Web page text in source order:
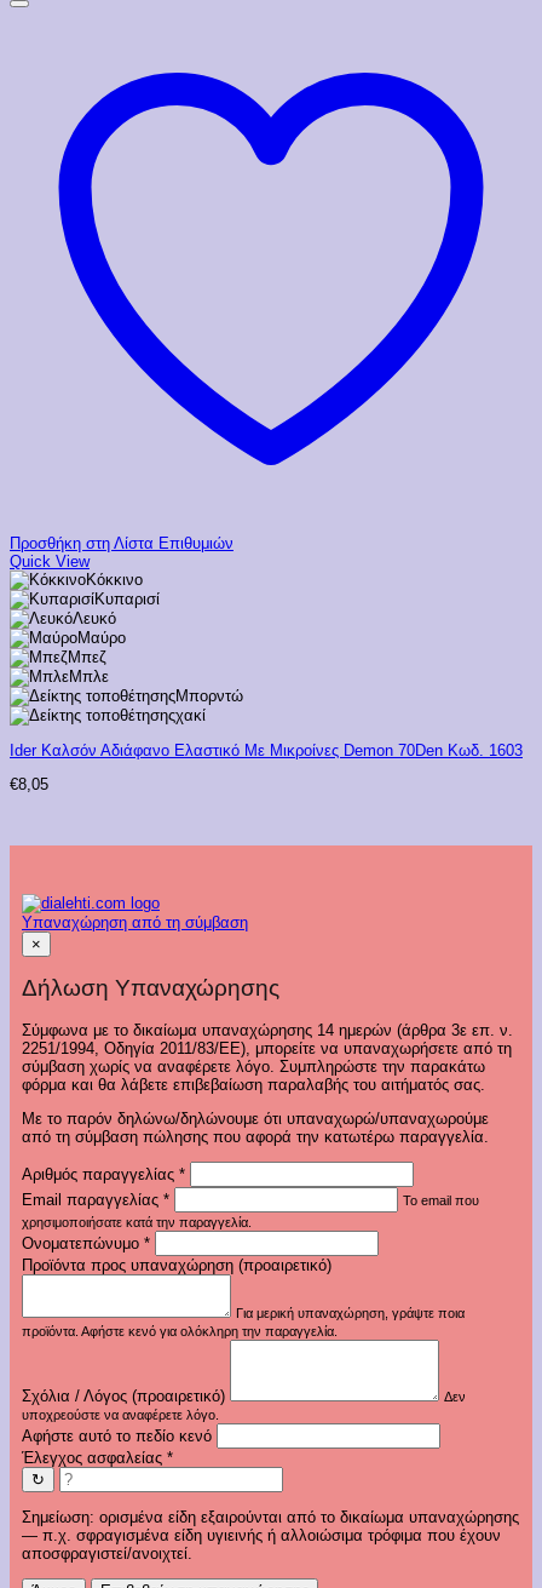
Προσθήκη στη Λίστα Επιθυμιών
Quick View
Κόκκινο
Κυπαρισί
Λευκό
Μαύρο
Μπεζ
Μπλε
Μπορντώ
χακί
Ider Καλσόν Αδιάφανο Ελαστικό Με Μικροίνες Demon 70Den Κωδ. 1603
€8,05
Υπαναχώρηση από τη σύμβαση
×
Δήλωση Υπαναχώρησης
Σύμφωνα με το δικαίωμα υπαναχώρησης 14 ημερών (άρθρα 3ε επ. ν.
2251/1994, Οδηγία 2011/83/ΕΕ), μπορείτε να υπαναχωρήσετε από τη
σύμβαση χωρίς να αναφέρετε λόγο. Συμπληρώστε την παρακάτω
φόρμα και θα λάβετε επιβεβαίωση παραλαβής του αιτήματός σας.
Με το παρόν δηλώνω/δηλώνουμε ότι υπαναχωρώ/υπαναχωρούμε
από τη σύμβαση πώλησης που αφορά την κατωτέρω παραγγελία.
Αριθμός παραγγελίας *
Email παραγγελίας *
Το email που
χρησιμοποιήσατε κατά την παραγγελία.
Ονοματεπώνυμο *
Προϊόντα προς υπαναχώρηση (προαιρετικό)
Για μερική υπαναχώρηση, γράψτε ποια
προϊόντα. Αφήστε κενό για ολόκληρη την παραγγελία.
Σχόλια / Λόγος (προαιρετικό)
Δεν
υποχρεούστε να αναφέρετε λόγο.
Αφήστε αυτό το πεδίο κενό
Έλεγχος ασφαλείας *
↻
Σημείωση: ορισμένα είδη εξαιρούνται από το δικαίωμα υπαναχώρησης
— π.χ. σφραγισμένα είδη υγιεινής ή αλλοιώσιμα τρόφιμα που έχουν
αποσφραγιστεί/ανοιχτεί.